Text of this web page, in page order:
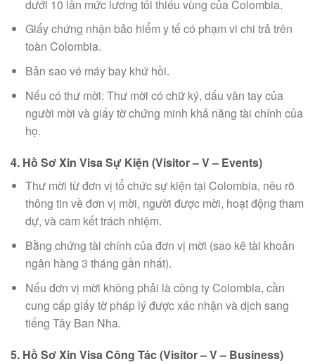
dưới 10 lần mức lương tối thiểu vùng của Colombia.
Giấy chứng nhận bảo hiểm y tế có phạm vi chi trả trên
toàn Colombia.
Bản sao vé máy bay khứ hồi.
Nếu có thư mời: Thư mời có chữ ký, dấu vân tay của
người mời và giấy tờ chứng minh khả năng tài chính của
họ.
4. Hồ Sơ Xin Visa Sự Kiện (Visitor – V – Events)
Thư mời từ đơn vị tổ chức sự kiện tại Colombia, nêu rõ
thông tin về đơn vị mời, người được mời, hoạt động tham
dự, và cam kết trách nhiệm.
Bằng chứng tài chính của đơn vị mời (sao kê tài khoản
ngân hàng 3 tháng gần nhất).
Nếu đơn vị mời không phải là công ty Colombia, cần
cung cấp giấy tờ pháp lý được xác nhận và dịch sang
tiếng Tây Ban Nha.
5. Hồ Sơ Xin Visa Công Tác (Visitor – V – Business)